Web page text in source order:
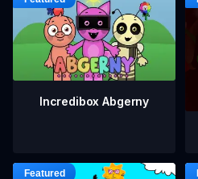
Incredibox Abgerny